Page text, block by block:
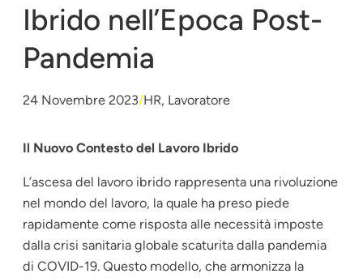
Ibrido nell’Epoca Post-
Pandemia
24 Novembre 2023/HR, Lavoratore
Il Nuovo Contesto del Lavoro Ibrido
L’ascesa del lavoro ibrido rappresenta una rivoluzione
nel mondo del lavoro, la quale ha preso piede
rapidamente come risposta alle necessità imposte
dalla crisi sanitaria globale scaturita dalla pandemia
di COVID-19. Questo modello, che armonizza la